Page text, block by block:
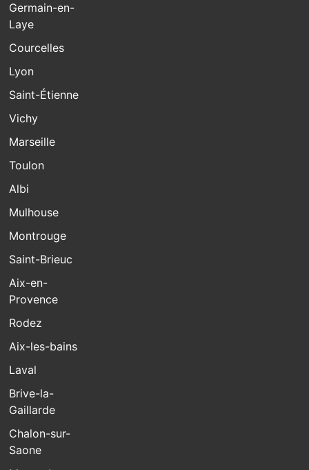
Germain-en-
Laye
Courcelles
Lyon
Saint-Étienne
Vichy
Marseille
Toulon
Albi
Mulhouse
Montrouge
Saint-Brieuc
Aix-en-
Provence
Rodez
Aix-les-bains
Laval
Brive-la-
Gaillarde
Chalon-sur-
Saone